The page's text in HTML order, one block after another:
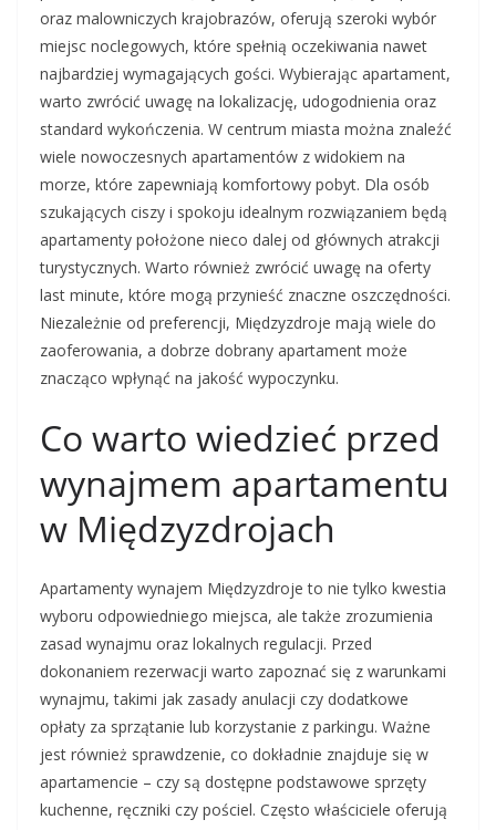
oraz malowniczych krajobrazów, oferują szeroki wybór
miejsc noclegowych, które spełnią oczekiwania nawet
najbardziej wymagających gości. Wybierając apartament,
warto zwrócić uwagę na lokalizację, udogodnienia oraz
standard wykończenia. W centrum miasta można znaleźć
wiele nowoczesnych apartamentów z widokiem na
morze, które zapewniają komfortowy pobyt. Dla osób
szukających ciszy i spokoju idealnym rozwiązaniem będą
apartamenty położone nieco dalej od głównych atrakcji
turystycznych. Warto również zwrócić uwagę na oferty
last minute, które mogą przynieść znaczne oszczędności.
Niezależnie od preferencji, Międzyzdroje mają wiele do
zaoferowania, a dobrze dobrany apartament może
znacząco wpłynąć na jakość wypoczynku.
Co warto wiedzieć przed
wynajmem apartamentu
w Międzyzdrojach
Apartamenty wynajem Międzyzdroje to nie tylko kwestia
wyboru odpowiedniego miejsca, ale także zrozumienia
zasad wynajmu oraz lokalnych regulacji. Przed
dokonaniem rezerwacji warto zapoznać się z warunkami
wynajmu, takimi jak zasady anulacji czy dodatkowe
opłaty za sprzątanie lub korzystanie z parkingu. Ważne
jest również sprawdzenie, co dokładnie znajduje się w
apartamencie – czy są dostępne podstawowe sprzęty
kuchenne, ręczniki czy pościel. Często właściciele oferują